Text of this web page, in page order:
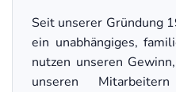
Seit unserer Gründung
ein unabhängiges,
nutzen unseren
unseren